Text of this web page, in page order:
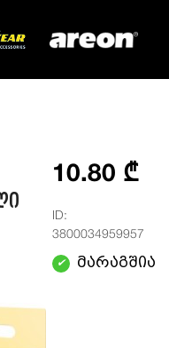
10.80 ₾
ID:
3800034959957
✔ მარაგშია